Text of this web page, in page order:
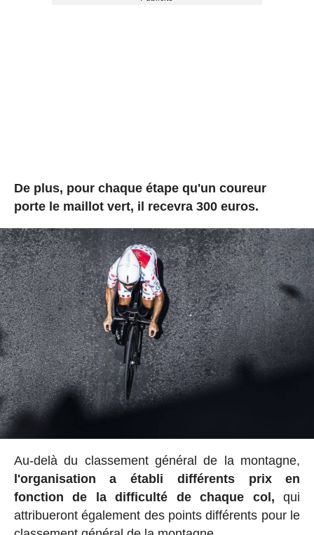
De plus, pour chaque étape qu'un coureur
porte le maillot vert, il recevra 300 euros.
Au-delà du classement général de la montagne,
l'organisation a établi
différents prix en
fonction de la difficulté de chaque col, qui
attribueront également des points différents pour le